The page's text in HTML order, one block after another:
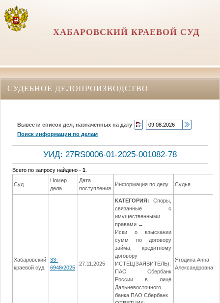
ХАБАРОВСКИЙ КРАЕВОЙ СУД
СУДЕБНОЕ ДЕЛОПРОИЗВОДСТВО
Вывести список дел, назначенных на дату
Поиск информации по делам
УИД: 27RS0006-01-2025-001082-78
Всего по запросу найдено -1
Суд
Номер
дела
Дата
поступления
Информация по делу Судья
Хабаровский
краевой суд
33-
6948/2025
27.11.2025
КАТЕГОРИЯ:
Споры,
связанные с
имущественными
правами →
Иски о взыскании
сумм по договору
займа, кредитному
договору
ИСТЕЦ(ЗАЯВИТЕЛЬ):
ПАО Сбербанк
России в лице
Дальневосточного
банка ПАО Сбербанк
Ягодина Анна
Александровна